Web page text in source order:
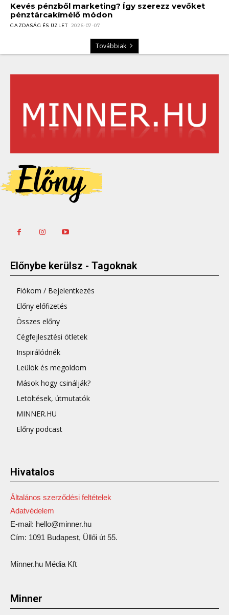
Kevés pénzből marketing? Így szerezz vevőket
pénztárcakímélő módon
GAZDASÁG ÉS ÜZLET 2026-07-07
Továbbiak
Előnybe kerülsz - Tagoknak
Fiókom / Bejelentkezés
Előny előfizetés
Összes előny
Cégfejlesztési ötletek
Inspirálódnék
Leülök és megoldom
Mások hogy csinálják?
Letöltések, útmutatók
MINNER.HU
Előny podcast
Hivatalos
Általános szerződési feltételek
Adatvédelem
E-mail: hello@minner.hu
Cím: 1091 Budapest, Üllői út 55.
Minner.hu Média Kft
Minner